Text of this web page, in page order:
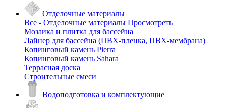
Отделочные материалы
Все - Отделочные материалы Просмотреть
Мозаика и плитка для бассейна
Лайнер для бассейна (ПВХ-пленка, ПВХ-мембрана)
Копинговый камень Pierra
Копинговый камень Sahara
Террасная доска
Строительные смеси
Водоподготовка и комплектующие